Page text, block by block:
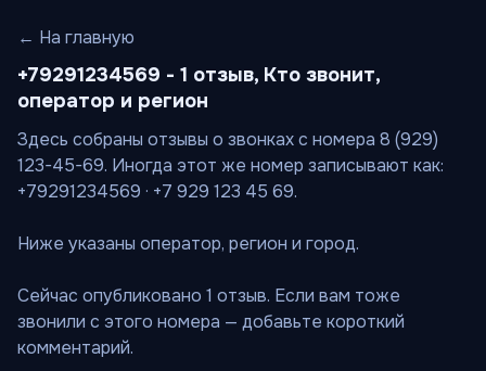
← На главную
+79291234569 - 1 отзыв, Кто звонит,
оператор и регион
Здесь собраны отзывы о звонках с номера 8 (929)
123-45-69. Иногда этот же номер записывают как:
+79291234569 · +7 929 123 45 69.
Ниже указаны оператор, регион и город.
Сейчас опубликовано 1 отзыв. Если вам тоже
звонили с этого номера — добавьте короткий
комментарий.